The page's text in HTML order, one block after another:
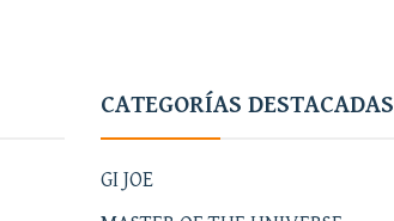
CATEGORÍAS DESTACADAS
GI JOE